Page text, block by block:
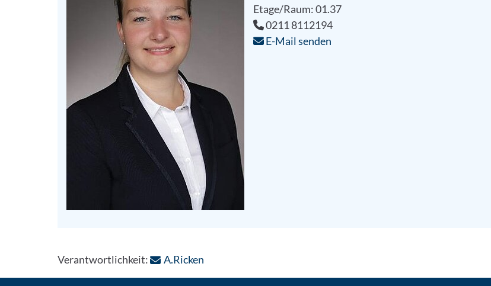
Etage/Raum: 01.37
0211 8112194
E-Mail senden
Verantwortlichkeit: A.Ricken